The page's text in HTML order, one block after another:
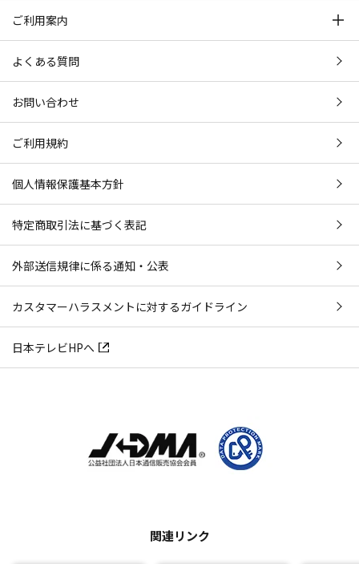
ご利用案内
よくある質問
お問い合わせ
ご利用規約
個人情報保護基本方針
特定商取引法に基づく表記
外部送信規律に係る通知・公表
カスタマーハラスメントに対するガイドライン
日本テレビHPへ
関連リンク